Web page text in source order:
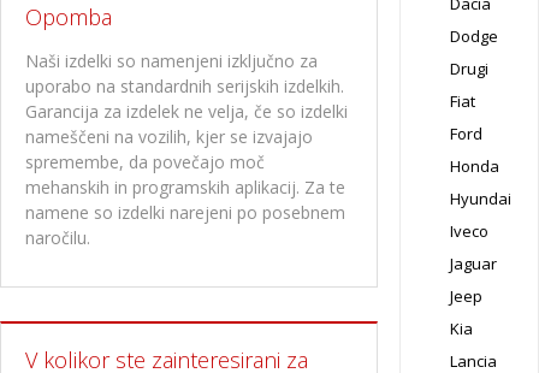
Opomba
Naši izdelki so namenjeni izključno za
uporabo na standardnih serijskih izdelkih.
Garancija za izdelek ne velja, če so izdelki
nameščeni na vozilih, kjer se izvajajo
spremembe, da povečajo moč
mehanskih in programskih aplikacij. Za te
namene so izdelki narejeni po posebnem
naročilu.
V kolikor ste zainteresirani za
Dodge
Drugi
Fiat
Ford
Honda
Hyundai
Iveco
Jaguar
Jeep
Kia
Lancia